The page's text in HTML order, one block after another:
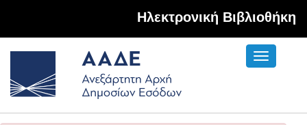
Hλεκτρονική Βιβλιοθήκη
Toggle